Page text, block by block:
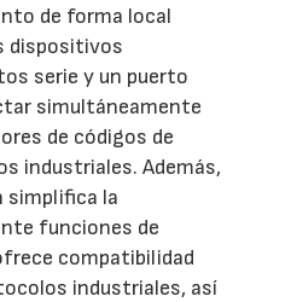
de forma local
dispositivos
serie y un puerto
simultáneamente
de códigos de
industriales. Además,
simplifica la
funciones de
compatibilidad
industriales, así